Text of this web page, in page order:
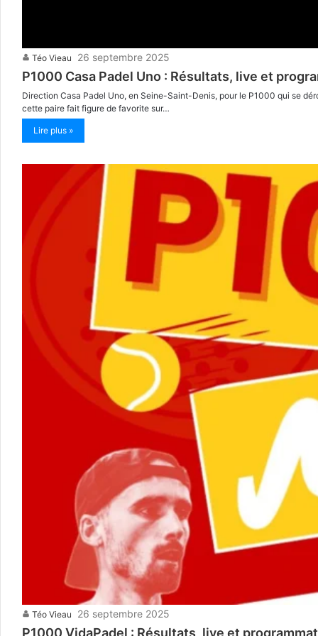
Téo Vieau 26 septembre 2025
P1000 Casa Padel Uno : Résultats, live et
Direction Casa Padel Uno, en Seine-Saint-Denis, pour le P1000 qui se
cette paire fait figure de favorite sur…
Lire plus »
Téo Vieau 26 septembre 2025
P1000 VidaPadel : Résultats, live et